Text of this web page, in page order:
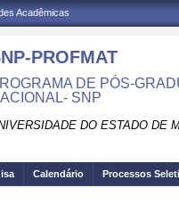
Acadêmicas
PROFMAT
DE PÓS-
SNP
DO ESTADO DE
Calendário Processos